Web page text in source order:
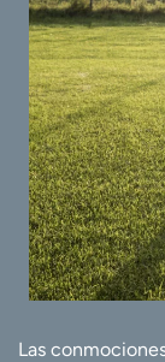
Las